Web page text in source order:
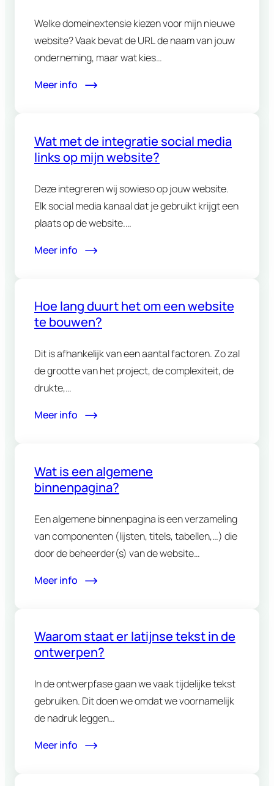
Welke domeinextensie kiezen voor mijn nieuwe
website? Vaak bevat de URL de naam van jouw
onderneming, maar wat kies…
Meer info
Wat met de integratie social media
links op mijn website?
Deze integreren wij sowieso op jouw website.
Elk social media kanaal dat je gebruikt krijgt een
plaats op de website.…
Meer info
Hoe lang duurt het om een website
te bouwen?
Dit is afhankelijk van een aantal factoren. Zo zal
de grootte van het project, de complexiteit, de
drukte,…
Meer info
Wat is een algemene
binnenpagina?
Een algemene binnenpagina is een verzameling
van componenten (lijsten, titels, tabellen,…) die
door de beheerder(s) van de website…
Meer info
Waarom staat er latijnse tekst in de
ontwerpen?
In de ontwerpfase gaan we vaak tijdelijke tekst
gebruiken. Dit doen we omdat we voornamelijk
de nadruk leggen…
Meer info